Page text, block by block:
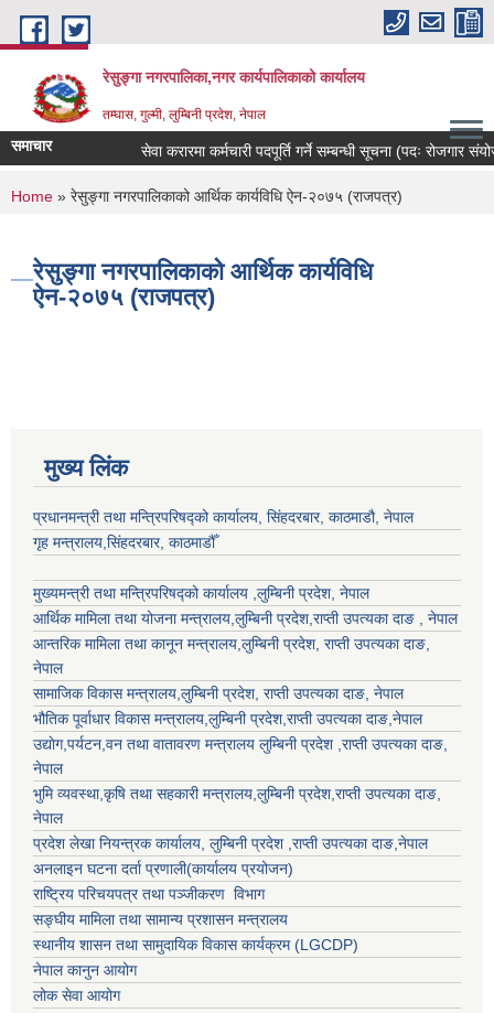
Skip to main content
रेसुङ्गा नगरपालिका,नगर कार्यपालिकाको कार्यालय
तम्घास, गुल्मी, लुम्बिनी प्रदेश, नेपाल
समाचार सेवा करारमा कर्मचारी पदपूर्ति गर्ने सम्बन्धी सूचना (पदः रोजगार
You are here
Home » रेसुङ्गा नगरपालिकाको आर्थिक कार्यविधि ऐन-२०७५ (राजपत्र)
रेसुङ्गा नगरपालिकाको आर्थिक कार्यविधि
ऐन-२०७५ (राजपत्र)
मुख्य लिंक
प्रधानमन्त्री तथा मन्त्रिपरिषद्को कार्यालय, सिंहदरबार, काठमाडौ, नेपाल
गृह मन्त्रालय,सिंहदरबार, काठमाडौँ
मुख्यमन्त्री तथा मन्त्रिपरिषद्को कार्यालय ,लुम्बिनी प्रदेश, नेपाल
आर्थिक मामिला तथा योजना मन्त्रालय,लुम्बिनी प्रदेश,राप्ती उपत्यका दाङ , नेपाल
आन्तरिक मामिला तथा कानून मन्त्रालय,लुम्बिनी प्रदेश, राप्ती उपत्यका दाङ,
नेपाल
सामाजिक विकास मन्त्रालय,लुम्बिनी प्रदेश, राप्ती उपत्यका दाङ, नेपाल
भौतिक पूर्वाधार विकास मन्त्रालय,लुम्बिनी प्रदेश,राप्ती उपत्यका दाङ,नेपाल
उद्याेग,पर्यटन,वन तथा वातावरण मन्त्रालय लुम्बिनी प्रदेश ,राप्ती उपत्यका दाङ,
नेपाल
भुमि व्यवस्था,कृषि तथा सहकारी मन्त्रालय,लुम्बिनी प्रदेश,राप्ती उपत्यका दाङ,
नेपाल
प्रदेश लेखा नियन्त्रक कार्यालय, लुम्बिनी प्रदेश ,राप्ती उपत्यका दाङ,नेपाल
अनलाइन घटना दर्ता प्रणाली(कार्यालय प्रयोजन)
राष्ट्रिय परिचयपत्र तथा पञ्जीकरण विभाग
सङ्घीय मामिला तथा सामान्य प्रशासन मन्त्रालय
स्थानीय शासन तथा सामुदायिक विकास कार्यक्रम (LGCDP)
नेपाल कानुन आयोग
लोक सेवा आयोग